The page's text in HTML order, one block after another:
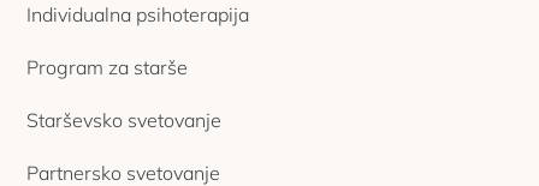
Individualna psihoterapija
Program za starše
Starševsko svetovanje
Partnersko svetovanje